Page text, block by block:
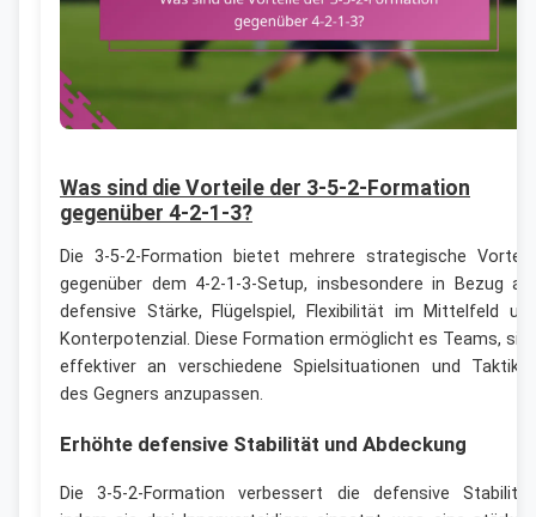
Was sind die Vorteile der 3-5-2-Formation
gegenüber 4-2-1-3?
Die 3-5-2-Formation bietet mehrere strategische
gegenüber dem 4-2-1-3-Setup, insbesondere in Bezug
defensive Stärke, Flügelspiel, Flexibilität im Mittelfeld
Konterpotenzial. Diese Formation ermöglicht es Teams,
effektiver an verschiedene Spielsituationen und
des Gegners anzupassen.
Erhöhte defensive Stabilität und Abdeckung
Die 3-5-2-Formation verbessert die defensive